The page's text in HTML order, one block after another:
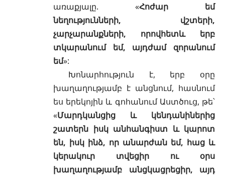
առաքյալը. «Հոժար եմ
նեղությունների, վշտերի,
չարչարանքների, որովհետև երբ
տկարանում եմ, այդժամ զորանում
եմ»:
Խոնարհություն է, երբ օրը
խաղաղությամբ է անցնում, հասնում
ես երեկոյին և գոհանում Աստծուց, թե՝
«Մարդկանցից և կենդանիներից
շատերն իսկ անհանգիստ և կարոտ
են, իսկ ինձ, որ անարժան եմ, հաց և
կերակուր տվեցիր ու օրս
խաղաղությամբ անցկացրեցիր, այդ